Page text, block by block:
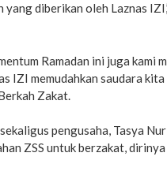
yang diberikan oleh Laznas
Ramadan ini juga kami
IZI memudahkan saudara
Zakat.
pengusaha, Tasya
ZSS untuk berzakat,